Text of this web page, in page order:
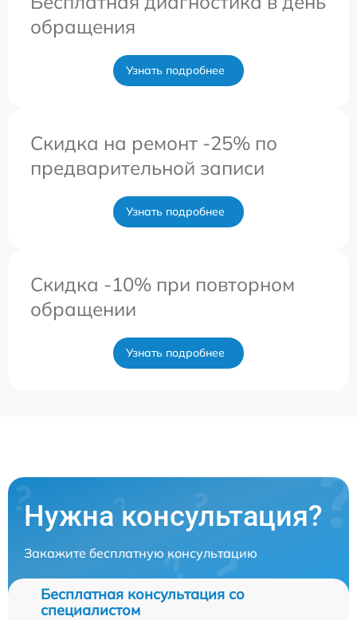
обращения
Узнать подробнее
Скидка на ремонт -25% по
предварительной записи
Узнать подробнее
Скидка -10% при повторном
обращении
Узнать подробнее
Нужна консультация?
Закажите бесплатную консультацию
Бесплатная консультация со
специалистом